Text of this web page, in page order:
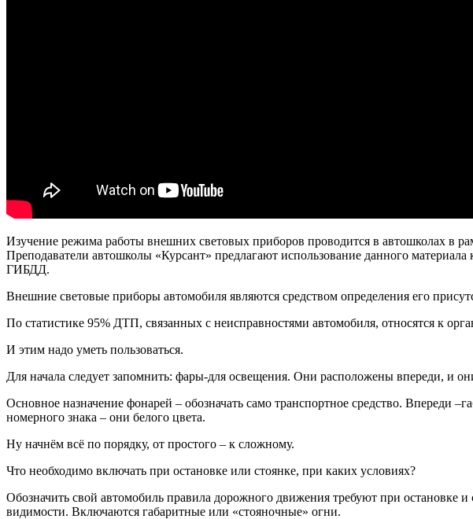
Изучение режима работы внешних световых приборов проводится в автошколах в
Преподаватели автошколы «Курсант» предлагают использование данного
ГИБДД.
Внешние световые приборы автомобиля являются средством определения его
По статистике 95% ДТП, связанных с неисправностями автомобиля, относятся к
И этим надо уметь пользоваться.
Для начала следует запомнить: фары-для освещения. Они расположены впереди, и
Основное назначение фонарей – обозначать само транспортное средство. Впереди
номерного знака – они белого цвета.
Ну начнём всё по порядку, от простого – к сложному.
Что необходимо включать при остановке или стоянке, при каких условиях?
Обозначить свой автомобиль правила дорожного движения требуют при остановке
видимости. Включаются габаритные или «стояночные» огни.